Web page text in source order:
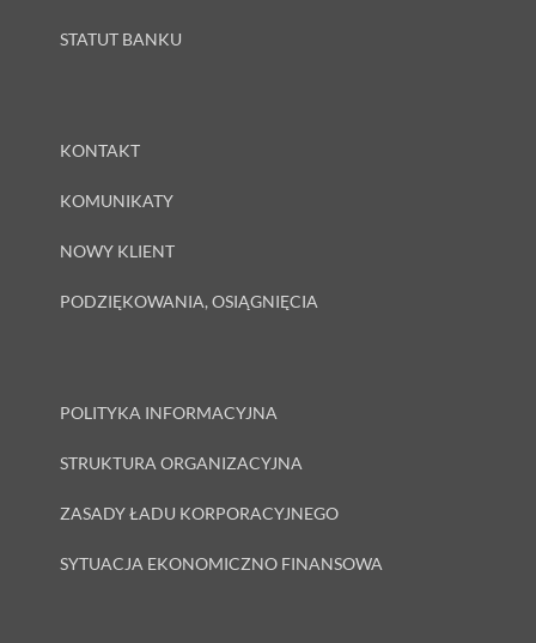
STATUT BANKU
KONTAKT
KOMUNIKATY
NOWY KLIENT
PODZIĘKOWANIA, OSIĄGNIĘCIA
POLITYKA INFORMACYJNA
STRUKTURA ORGANIZACYJNA
ZASADY ŁADU KORPORACYJNEGO
SYTUACJA EKONOMICZNO FINANSOWA